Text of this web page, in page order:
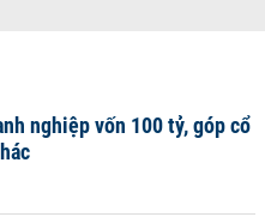
nghiệp vốn 100 tỷ, góp cổ